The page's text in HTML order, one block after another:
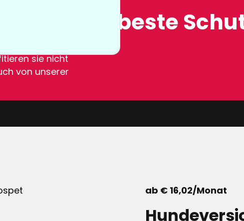
der beste
sie nicht
von unserer
ab € 16,02/Monat